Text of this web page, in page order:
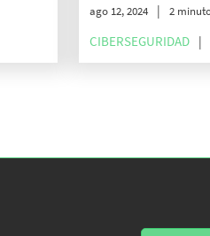
ago 12, 2024 2
CIBERSEGURIDAD